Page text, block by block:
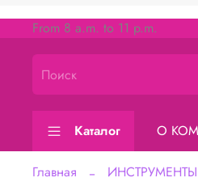
From 8 a.m. to 11 p.m.
Каталог О
Главная ИНСТРУМЕНТЫ